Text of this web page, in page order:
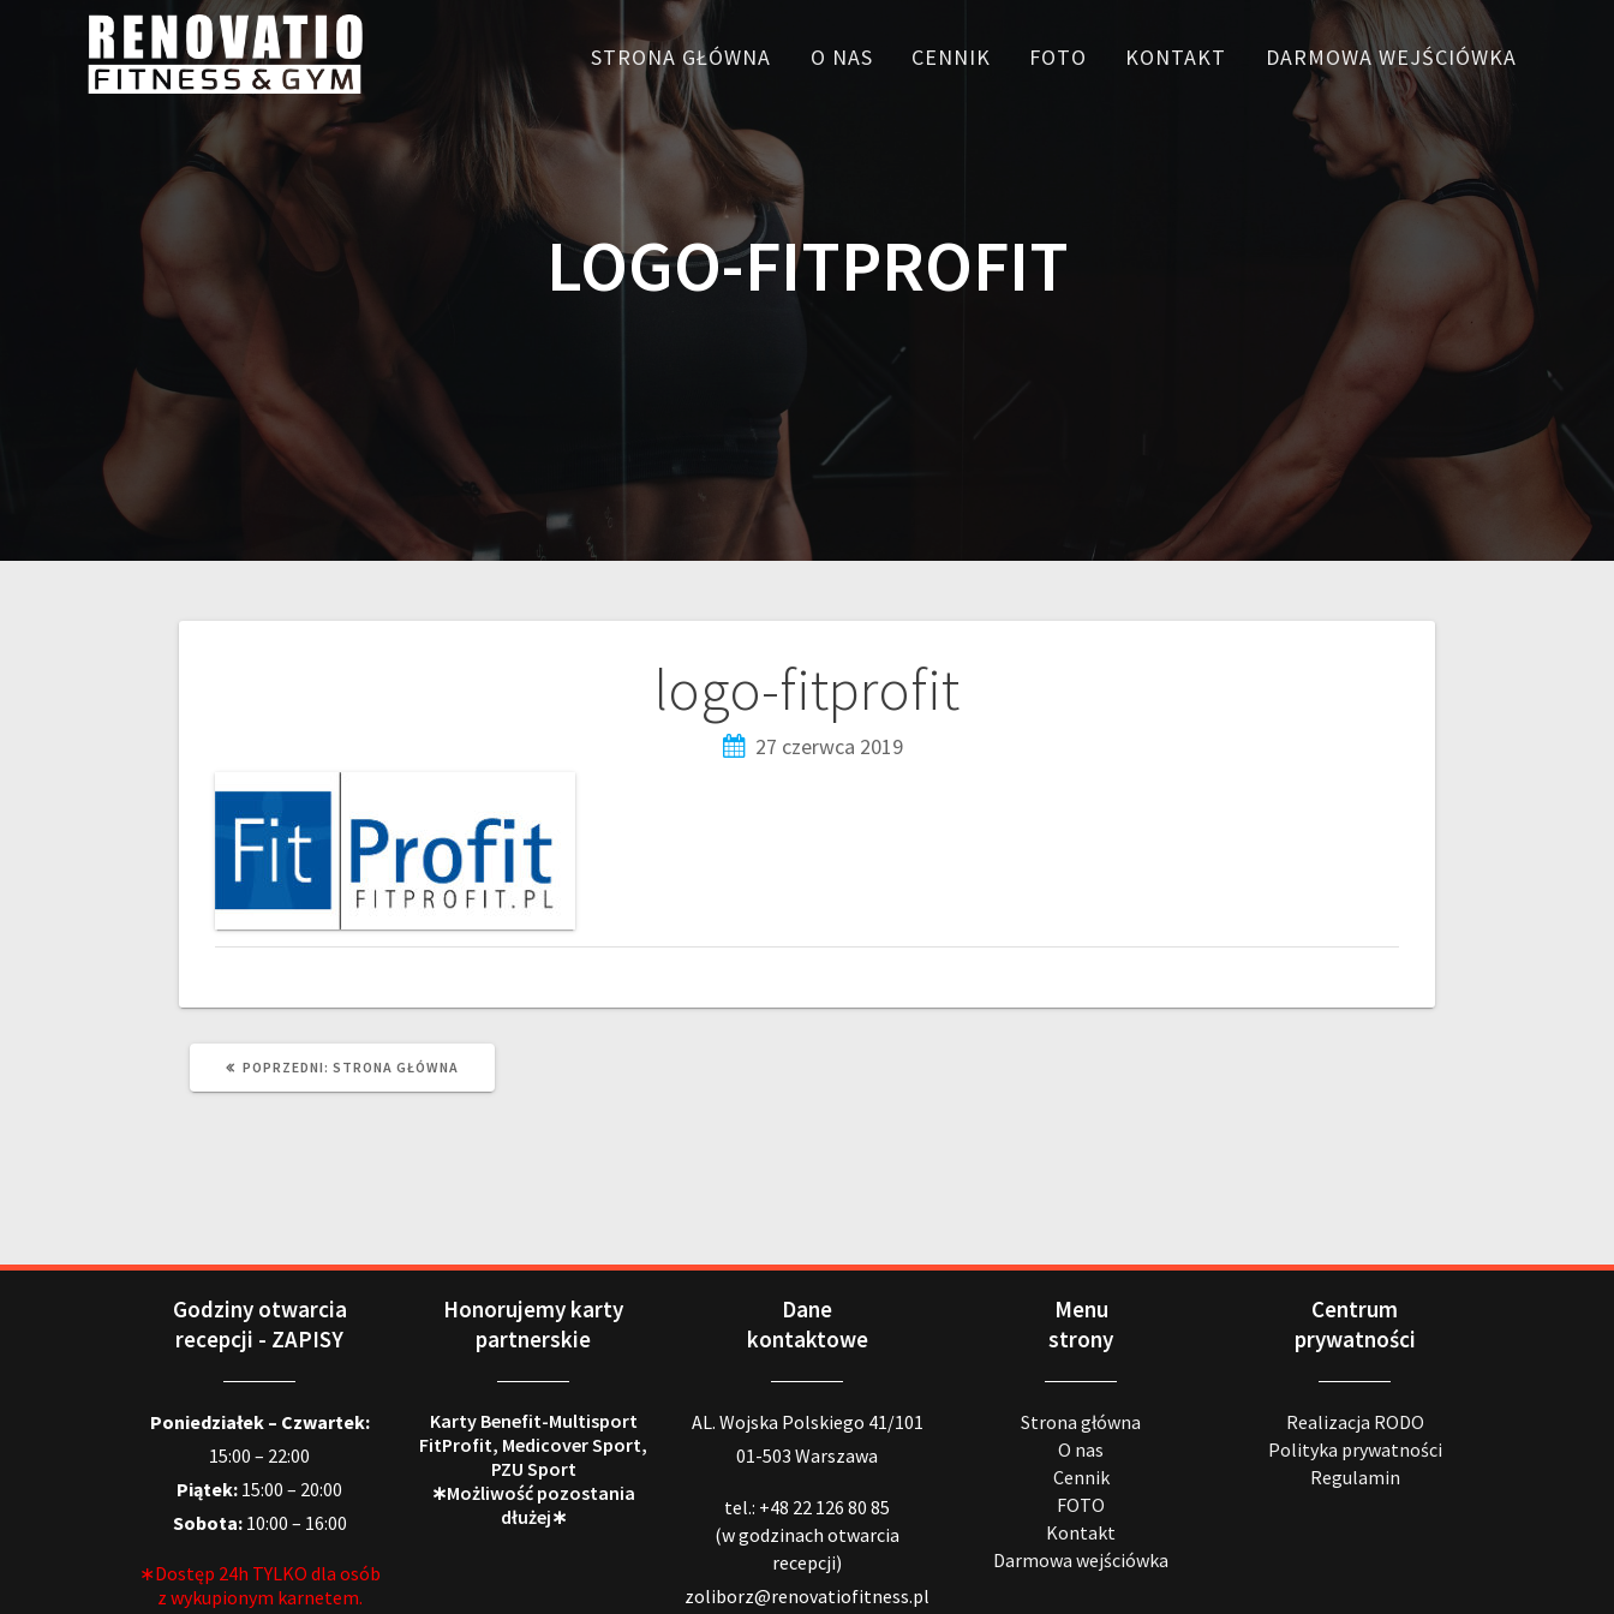
STRONA GŁÓWNA O NAS CENNIK FOTO KONTAKT DARMOWA WEJŚCIÓWKA
LOGO-FITPROFIT
logo-fitprofit
27 czerwca 2019
POPRZEDNI: STRONA GŁÓWNA
Godziny otwarcia
recepcji - ZAPISY
Poniedziałek – Czwartek:
15:00 – 22:00
Piątek: 15:00 – 20:00
Sobota:10:00 – 16:00
∗Dostęp 24h TYLKO dla osób
z wykupionym karnetem.
Honorujemy karty
partnerskie
Karty Benefit-Multisport
FitProfit, Medicover Sport,
PZU Sport
∗Możliwość pozostania
dłużej∗
Dane
kontaktowe
AL. Wojska Polskiego 41/101
01-503 Warszawa
tel.: +48 22 126 80 85
(w godzinach otwarcia
recepcji)
zoliborz@renovatiofitness.pl
Menu
strony
Strona główna
O nas
Cennik
FOTO
Kontakt
Darmowa wejściówka
Centrum
prywatności
Realizacja RODO
Polityka prywatności
Regulamin